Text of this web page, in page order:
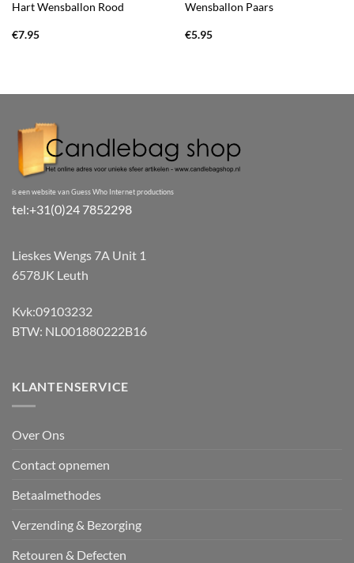
Hart Wensballon Rood
€7.95
Wensballon Paars
€5.95
is een website van Guess Who Internet productions
tel:+31(0)24 7852298
Lieskes Wengs 7A Unit 1
6578JK Leuth
Kvk:09103232
BTW: NL001880222B16
KLANTENSERVICE
Over Ons
Contact opnemen
Betaalmethodes
Verzending & Bezorging
Retouren & Defecten